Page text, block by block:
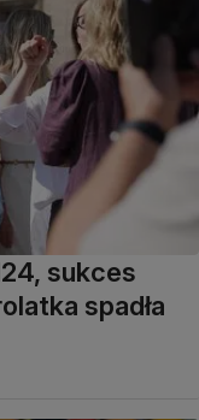
sukces
spadła